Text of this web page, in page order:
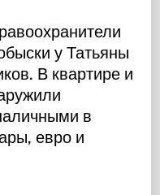
у Татьяны
В квартире и
в
евро и